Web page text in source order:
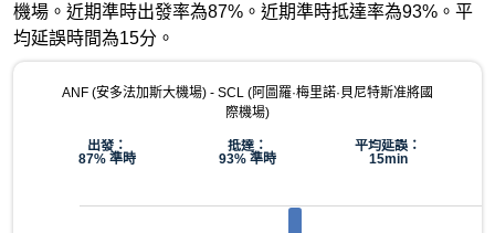
機場。近期準時出發率為87%。近期準時抵達率為93%。平
均延誤時間為15分。
ANF (安多法加斯大機場) - SCL (阿圖羅·梅里諾·貝尼特斯准將國
際機場)
出發：
87% 準時
抵達：
93% 準時
平均延誤：
15min